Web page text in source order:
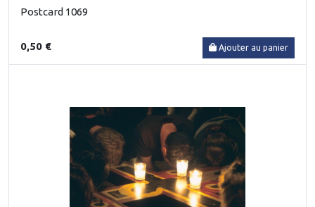
Postcard 1069
0,50 € Ajouter au panier